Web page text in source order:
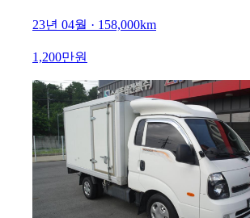
23년 04월 · 158,000km
1,200만원